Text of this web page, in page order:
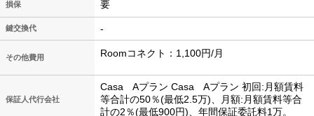
損保 要
鍵交換代 -
その他費用 Roomコネクト：1,100円/月
保証人代行会社
Casa Aプラン Casa Aプラン 初回:月額賃料
等合計の50％(最低2.5万)、月額:月額賃料等合
計の2％(最低900円)、年間保証委託料1万。